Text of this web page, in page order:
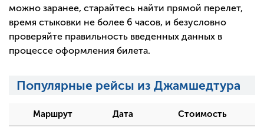
можно заранее, старайтесь найти прямой перелет,
время стыковки не более 6 часов, и безусловно
проверяйте правильность введенных данных в
процессе оформления билета.
Популярные рейсы из Джамшедтура
Маршрут Дата Стоимость